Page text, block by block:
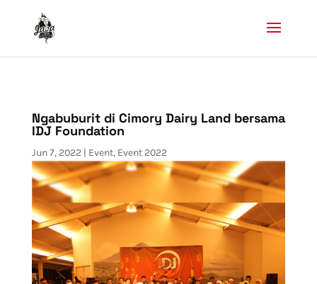
Ngabuburit di Cimory Dairy Land bersama
IDJ Foundation
Jun 7, 2022| Event, Event 2022